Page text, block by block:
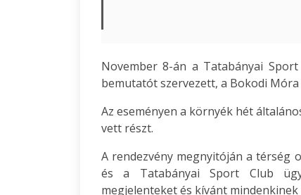
November 8-án a Tatabányai
bemutatót szervezett, a Bokodi
Az eseményen a környék hét
vett részt.
A rendezvény megnyitóján a térség
és a Tatabányai Sport Club
megjelenteket és kívánt